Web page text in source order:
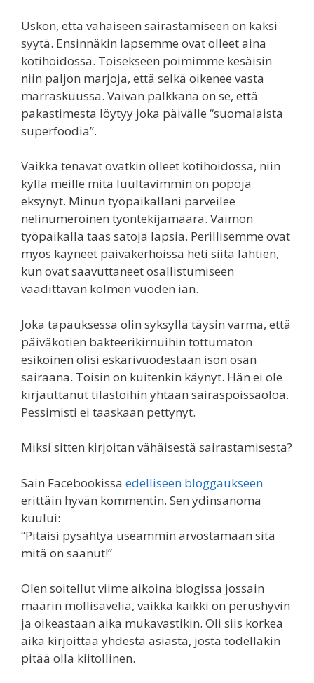
Uskon, että vähäiseen sairastamiseen on kaksi
syytä. Ensinnäkin lapsemme ovat olleet aina
kotihoidossa. Toisekseen poimimme kesäisin
niin paljon marjoja, että selkä oikenee vasta
marraskuussa. Vaivan palkkana on se, että
pakastimesta löytyy joka päivälle “suomalaista
superfoodia”.
Vaikka tenavat ovatkin olleet kotihoidossa, niin
kyllä meille mitä luultavimmin on pöpöjä
eksynyt. Minun työpaikallani parveilee
nelinumeroinen työntekijämäärä. Vaimon
työpaikalla taas satoja lapsia. Perillisemme ovat
myös käyneet päiväkerhoissa heti siitä lähtien,
kun ovat saavuttaneet osallistumiseen
vaadittavan kolmen vuoden iän.
Joka tapauksessa olin syksyllä täysin varma, että
päiväkotien bakteerikirnuihin tottumaton
esikoinen olisi eskarivuodestaan ison osan
sairaana. Toisin on kuitenkin käynyt. Hän ei ole
kirjauttanut tilastoihin yhtään sairaspoissaoloa.
Pessimisti ei taaskaan pettynyt.
Miksi sitten kirjoitan vähäisestä sairastamisesta?
Sain Facebookissa edelliseen bloggaukseen
erittäin hyvän kommentin. Sen ydinsanoma
kuului:
“Pitäisi pysähtyä useammin arvostamaan sitä
mitä on saanut!”
Olen soitellut viime aikoina blogissa jossain
määrin mollisäveliä, vaikka kaikki on perushyvin
ja oikeastaan aika mukavastikin. Oli siis korkea
aika kirjoittaa yhdestä asiasta, josta todellakin
pitää olla kiitollinen.